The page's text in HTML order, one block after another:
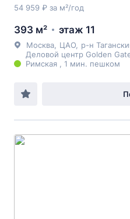
54 959 ₽ за м²/год
393 м² этаж 11
Москва ЦАО р-н
Деловой центр Golden
Римская , 1 мин. пешком